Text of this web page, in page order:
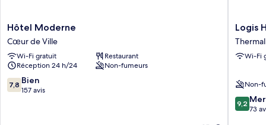
Hôtel
Moderne
Cœur
de
Ville
Hôtel Moderne
Cœur de Ville
Wi-Fi gratuit
Restaurant
Réception 24 h/24
Non-fumeurs
7.8
sur
7,8 Bien
157 avis
Logis
Hôtel
Belle
Etoile
Thermal
Logis
Thermal
Wi-Fi
Non-
9.2
sur
9,2
73